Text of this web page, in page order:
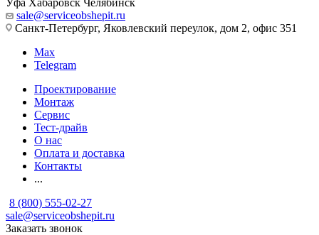
Уфа Хабаровск Челябинск
sale@serviceobshepit.ru
Санкт-Петербург, Яковлевский переулок, дом 2, офис 351
Max
Telegram
Проектирование
Монтаж
Сервис
Тест-драйв
О нас
Оплата и доставка
Контакты
...
8 (800) 555-02-27
sale@serviceobshepit.ru
Заказать звонок